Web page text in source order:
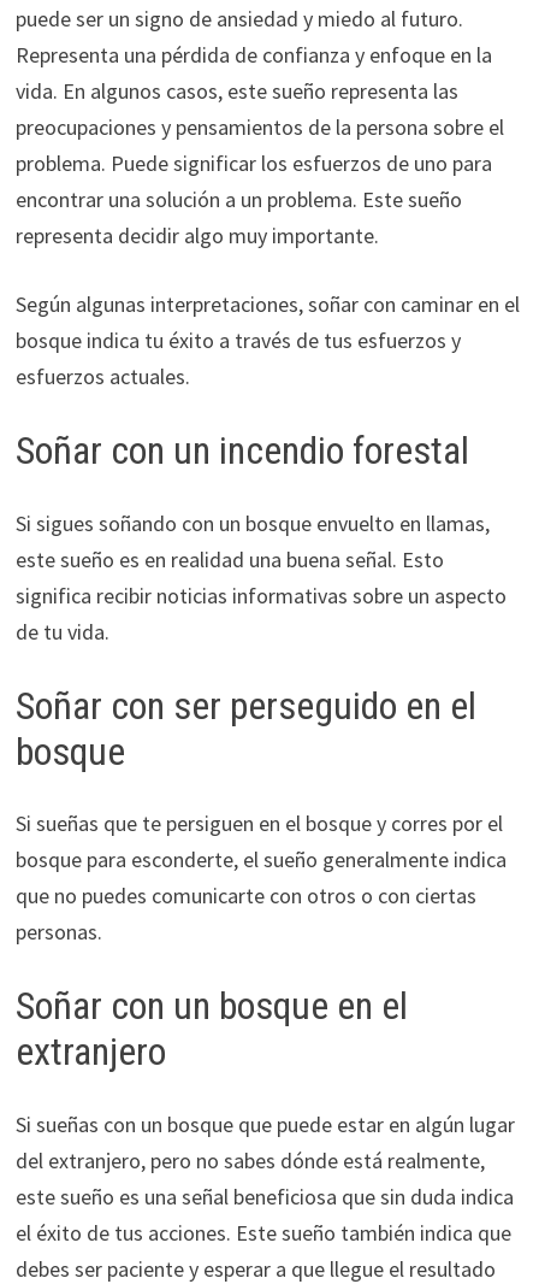
puede ser un signo de ansiedad y miedo al futuro.
Representa una pérdida de confianza y enfoque en la
vida. En algunos casos, este sueño representa las
preocupaciones y pensamientos de la persona sobre el
problema. Puede significar los esfuerzos de uno para
encontrar una solución a un problema. Este sueño
representa decidir algo muy importante.
Según algunas interpretaciones, soñar con caminar en el
bosque indica tu éxito a través de tus esfuerzos y
esfuerzos actuales.
Soñar con un incendio forestal
Si sigues soñando con un bosque envuelto en llamas,
este sueño es en realidad una buena señal. Esto
significa recibir noticias informativas sobre un aspecto
de tu vida.
Soñar con ser perseguido en el
bosque
Si sueñas que te persiguen en el bosque y corres por el
bosque para esconderte, el sueño generalmente indica
que no puedes comunicarte con otros o con ciertas
personas.
Soñar con un bosque en el
extranjero
Si sueñas con un bosque que puede estar en algún lugar
del extranjero, pero no sabes dónde está realmente,
este sueño es una señal beneficiosa que sin duda indica
el éxito de tus acciones. Este sueño también indica que
debes ser paciente y esperar a que llegue el resultado